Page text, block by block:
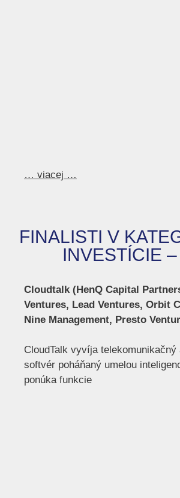
… viacej …
FINALISTI V
INVESTÍCIE
Cloudtalk (HenQ Capital
Ventures, Lead Ventures, Orbit
Nine Management, Presto
CloudTalk vyvíja telekomunikačný
softvér poháňaný umelou
ponúka funkcie